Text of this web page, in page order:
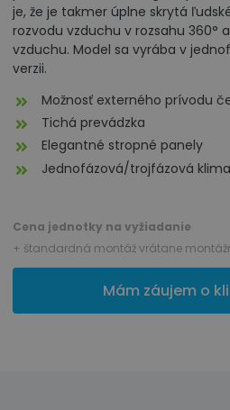
je, že je takmer úplne skrytá
rozvodu vzduchu v rozsahu 360°
vzduchu. Model sa vyrába v
verzii.
Možnosť externého prívodu
Tichá prevádzka
Elegantné stropné panely
Jednofázová/trojfázová
Cena jednotky na vyžiadanie
+ štandardná montáž vrátane
Mám záujem o